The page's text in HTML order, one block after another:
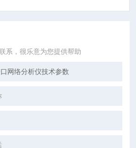
系，很乐意为您提供帮助